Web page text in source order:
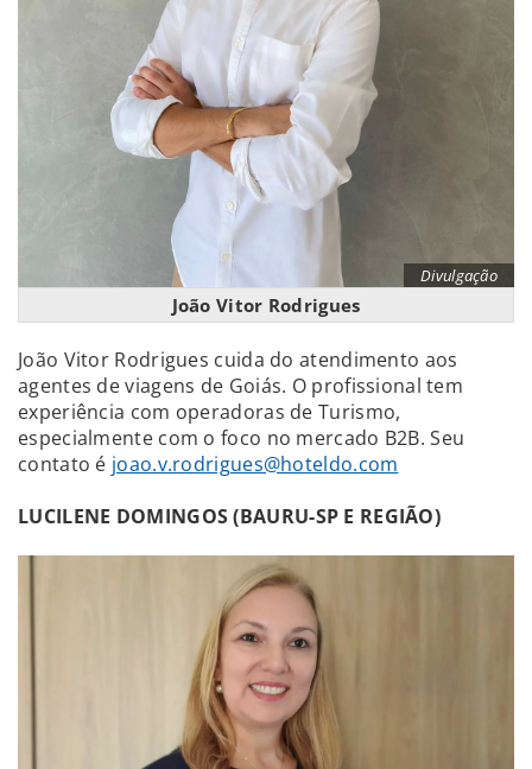
Divulgação
João Vitor Rodrigues
João Vitor Rodrigues cuida do atendimento aos
agentes de viagens de Goiás. O profissional tem
experiência com operadoras de Turismo,
especialmente com o foco no mercado B2B. Seu
contato é joao.v.rodrigues@hoteldo.com
LUCILENE DOMINGOS (BAURU-SP E REGIÃO)